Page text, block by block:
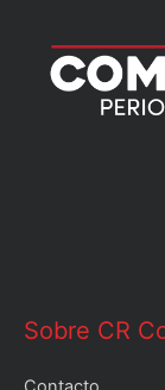
Sobre CR